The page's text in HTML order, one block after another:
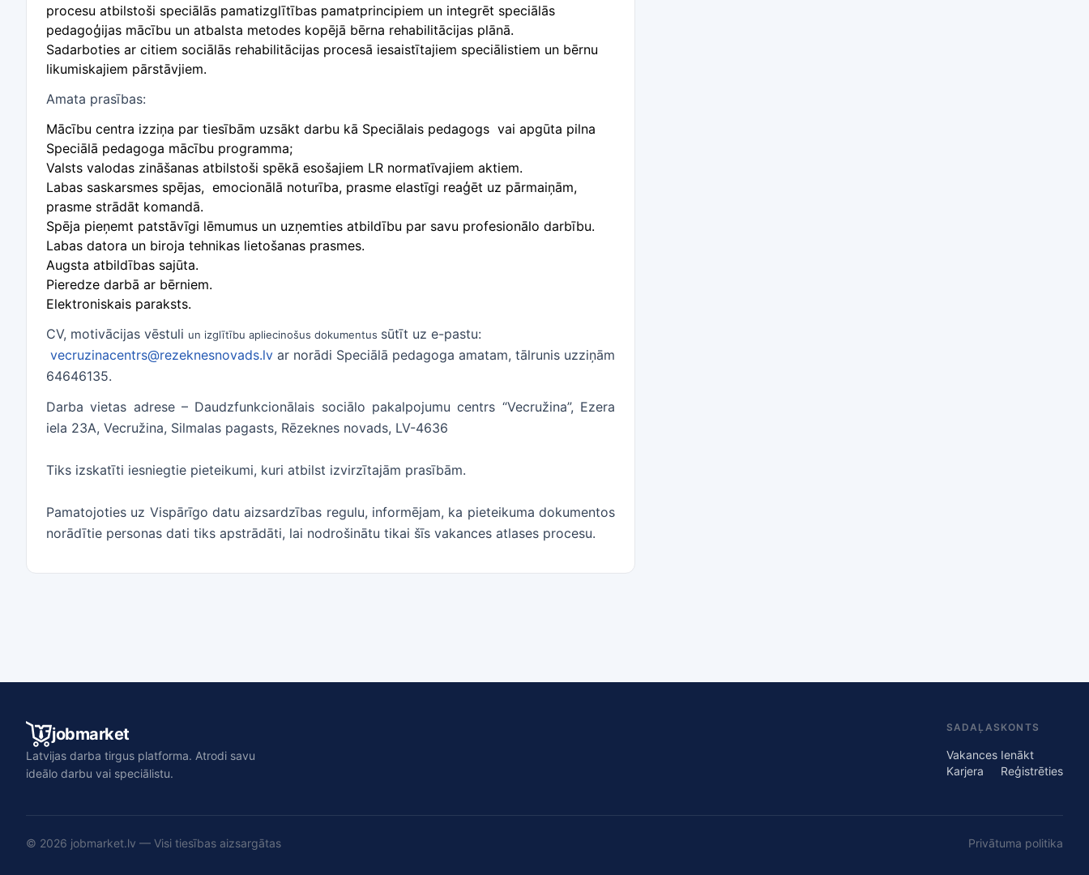
procesu atbilstoši speciālās pamatizglītības pamatprincipiem un integrēt speciālās
pedagoģijas mācību un atbalsta metodes kopējā bērna rehabilitācijas plānā.
Sadarboties ar citiem sociālās rehabilitācijas procesā iesaistītajiem speciālistiem un bērnu
likumiskajiem pārstāvjiem.
Amata prasības:
Mācību centra izziņa par tiesībām uzsākt darbu kā Speciālais pedagogs vai apgūta pilna
Speciālā pedagoga mācību programma;
Valsts valodas zināšanas atbilstoši spēkā esošajiem LR normatīvajiem aktiem.
Labas saskarsmes spējas, emocionālā noturība, prasme elastīgi reaģēt uz pārmaiņām,
prasme strādāt komandā.
Spēja pieņemt patstāvīgi lēmumus un uzņemties atbildību par savu profesionālo darbību.
Labas datora un biroja tehnikas lietošanas prasmes.
Augsta atbildības sajūta.
Pieredze darbā ar bērniem.
Elektroniskais paraksts.
CV, motivācijas vēstuli un izglītību apliecinošus dokumentus sūtīt uz e-pastu:
vecruzinacentrs@rezeknesnovads.lv ar norādi Speciālā pedagoga amatam, tālrunis uzziņām
64646135.
Darba vietas adrese – Daudzfunkcionālais sociālo pakalpojumu centrs “Vecružina”, Ezera
iela 23A, Vecružina, Silmalas pagasts, Rēzeknes novads, LV-4636
Tiks izskatīti iesniegtie pieteikumi, kuri atbilst izvirzītajām prasībām.
Pamatojoties uz Vispārīgo datu aizsardzības regulu, informējam, ka pieteikuma dokumentos
norādītie personas dati tiks apstrādāti, lai nodrošinātu tikai šīs vakances atlases procesu.
jobmarket
Latvijas darba tirgus platforma. Atrodi savu
ideālo darbu vai speciālistu.
SADAĻAS
Vakances
Karjera
KONTS
Ienākt
Reģistrēties
© 2026 jobmarket.lv — Visi tiesības aizsargātas Privātuma politika